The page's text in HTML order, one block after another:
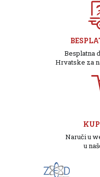
Besplatna
Hrvatske za
Naruči u
u